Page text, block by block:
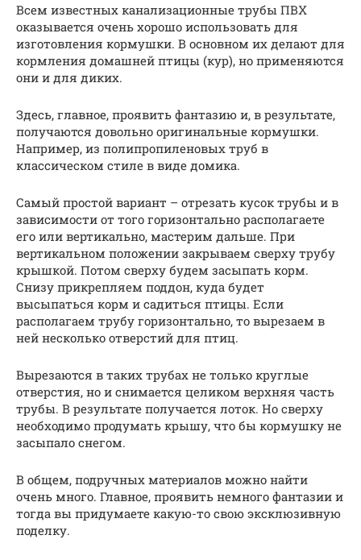
Всем известных канализационные трубы ПВХ
оказывается очень хорошо использовать для
изготовления кормушки. В основном их делают для
кормления домашней птицы (кур), но применяются
они и для диких.
Здесь, главное, проявить фантазию и, в результате,
получаются довольно оригинальные кормушки.
Например, из полипропиленовых труб в
классическом стиле в виде домика.
Самый простой вариант – отрезать кусок трубы и в
зависимости от того горизонтально располагаете
его или вертикально, мастерим дальше. При
вертикальном положении закрываем сверху трубу
крышкой. Потом сверху будем засыпать корм.
Снизу прикрепляем поддон, куда будет
высыпаться корм и садиться птицы. Если
располагаем трубу горизонтально, то вырезаем в
ней несколько отверстий для птиц.
Вырезаются в таких трубах не только круглые
отверстия, но и снимается целиком верхняя часть
трубы. В результате получается лоток. Но сверху
необходимо продумать крышу, что бы кормушку не
засыпало снегом.
В общем, подручных материалов можно найти
очень много. Главное, проявить немного фантазии и
тогда вы придумаете какую-то свою эксклюзивную
поделку.